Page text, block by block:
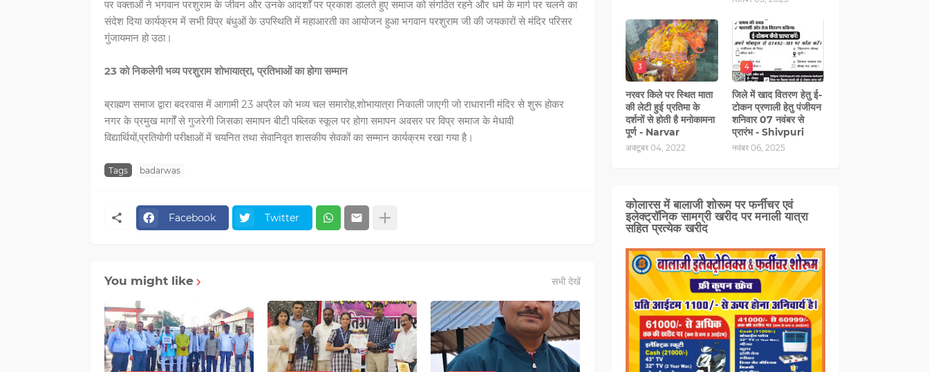
पर वक्ताओं ने भगवान परशुराम के जीवन और उनके आदर्शों पर प्रकाश डालते हुए समाज को संगठित रहने और धर्म के मार्ग पर चलने का
संदेश दिया कार्यक्रम में सभी विप्र बंधुओं के उपस्थिति में महाआरती का आयोजन हुआ भगवान परशुराम जी की जयकारों से मंदिर परिसर
गुंजायमान हो उठा।
23 को निकलेगी भव्य परशुराम शोभायात्रा, प्रतिभाओं का होगा सम्मान
ब्राह्मण समाज द्वारा बदरवास में आगामी 23 अप्रैल को भव्य चल समारोह,शोभायात्रा निकाली जाएगी जो राधारानी मंदिर से शुरू होकर
नगर के प्रमुख मार्गों से गुजरेगी जिसका समापन बीटी पब्लिक स्कूल पर होगा समापन अवसर पर विप्र समाज के मेधावी
विद्यार्थियों,प्रतियोगी परीक्षाओं में चयनित तथा सेवानिवृत शासकीय सेवकों का सम्मान कार्यक्रम रखा गया है।
Tags badarwas
Facebook Twitter
You might like सभी देखें
3
नरवर किले पर स्थित माता
की लेटी हुई प्रतिमा के
दर्शनों से होती है मनोकामना
पूर्ण - Narvar
अक्टूबर 04, 2022
4
जिले में खाद वितरण हेतु ई-
टोकन प्रणाली हेतु पंजीयन
शनिवार 07 नवंबर से
प्रारंभ - Shivpuri
नवंबर 06, 2025
कोलारस में बालाजी शोरूम पर फर्नीचर एवं
इलेक्ट्रॉनिक सामग्री खरीद पर मनाली यात्रा
सहित प्रत्‍येक खरीद